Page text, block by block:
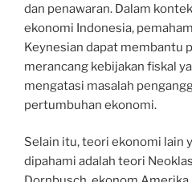
dan penawaran. Dalam
ekonomi Indonesia,
Keynesian dapat membantu
merancang kebijakan fiskal
mengatasi masalah
pertumbuhan ekonomi.
Selain itu, teori ekonomi lain
dipahami adalah teori